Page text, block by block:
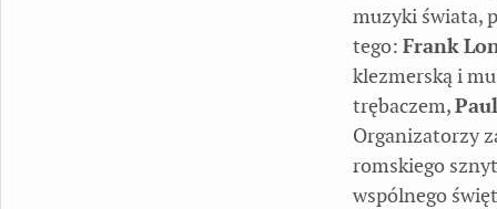
muzyki świata,
tego: Frank
klezmerską i
trębaczem,
Organizatorzy
romskiego
wspólnego